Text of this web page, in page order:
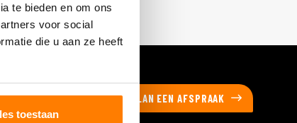
te bieden en om ons
voor social
die u aan ze heeft
toestaan
PLAN EEN AFSPRAAK